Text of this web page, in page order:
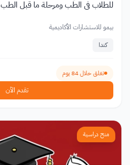
للطلاب في الطب ومرحلة ما قبل الطب
بيمو للاستشارات الأكاديمية
كندا
تغلق خلال 84 يوم
تقدم الآن
منح دراسية